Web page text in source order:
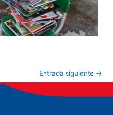
Entrada siguiente →